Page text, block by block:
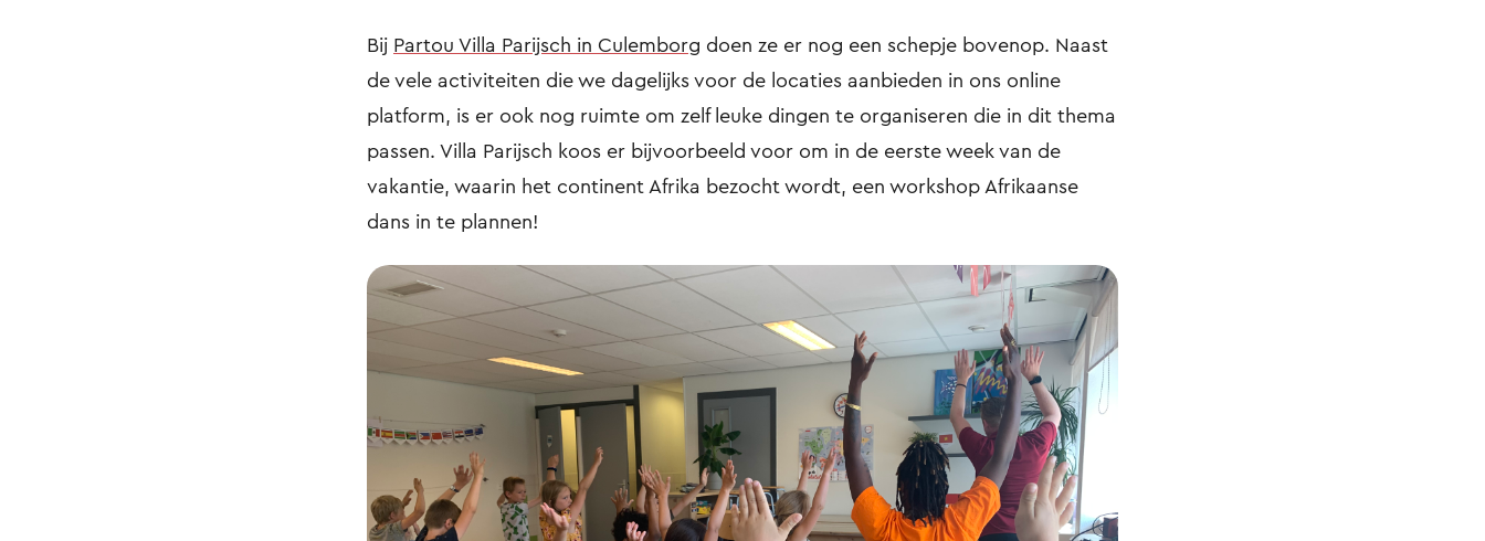
Bij Partou Villa Parijsch in Culemborg doen ze er nog een schepje bovenop. Naast
de vele activiteiten die we dagelijks voor de locaties aanbieden in ons online
platform, is er ook nog ruimte om zelf leuke dingen te organiseren die in dit thema
passen. Villa Parijsch koos er bijvoorbeeld voor om in de eerste week van de
vakantie, waarin het continent Afrika bezocht wordt, een workshop Afrikaanse
dans in te plannen!